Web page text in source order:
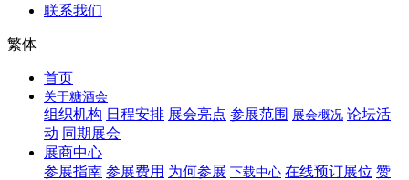
联系我们
繁体
首页
关于糖酒会
组织机构 日程安排 展会亮点 参展范围 展会概况 论坛活
动 同期展会
展商中心
参展指南 参展费用 为何参展 下载中心 在线预订展位 赞